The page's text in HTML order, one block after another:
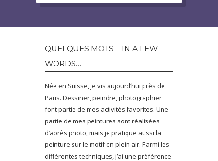
QUELQUES MOTS – IN A FEW
WORDS…
Née en Suisse, je vis aujourd’hui près de
Paris. Dessiner, peindre, photographier
font partie de mes activités favorites. Une
partie de mes peintures sont réalisées
d’après photo, mais je pratique aussi la
peinture sur le motif en plein air. Parmi les
différentes techniques, j’ai une préférence